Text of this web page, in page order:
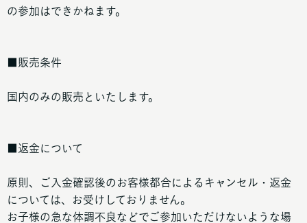
の参加はできかねます。
■販売条件
国内のみの販売といたします。
■返金について
原則、ご入金確認後のお客様都合によるキャンセル・返金
については、お受けしておりません。
お子様の急な体調不良などでご参加いただけないような場